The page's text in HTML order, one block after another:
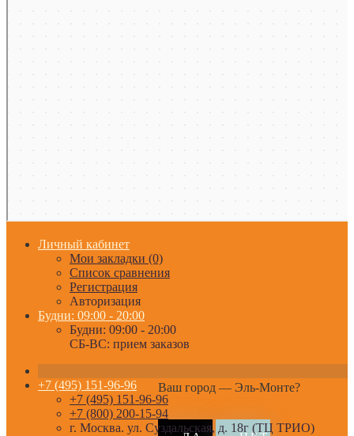
Личный кабинет
Мои закладки (0)
Список сравнения
Регистрация
Авторизация
Будни: 09:00 - 20:00
Будни: 09:00 - 20:00
СБ-ВС: прием заказов
Ваш город — Эль-Монте?
+7 (495) 151-96-96
+7 (495) 151-96-96
+7 (800) 200-15-94
г. Москва. ул. Суздальская, д. 18г (ТЦ ТРИО)